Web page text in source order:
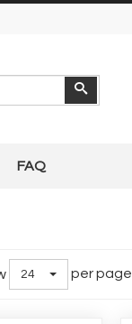
Cerca
FAQ
24 per page